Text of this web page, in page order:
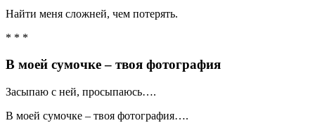
Найти меня сложней, чем потерять.
* * *
В моей сумочке – твоя фотография
Засыпаю с ней, просыпаюсь….
В моей сумочке – твоя фотография….